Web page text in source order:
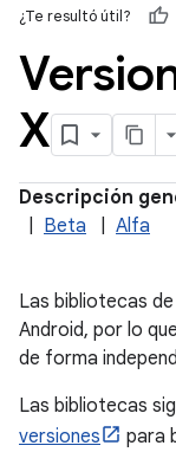
¿Te resultó útil?
X
Descripción
Beta Alfa
Las bibliotecas
Android, por lo
de forma
Las bibliotecas
versiones
para